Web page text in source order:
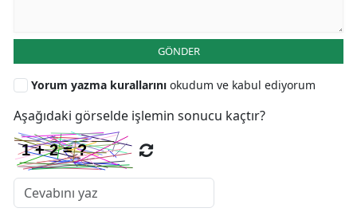
GÖNDER
Yorum yazma kurallarını okudum ve kabul ediyorum
Aşağıdaki görselde işlemin sonucu kaçtır?